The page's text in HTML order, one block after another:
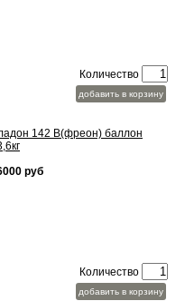
Количество
добавить в корзину
142 В(фреон) баллон
руб
Количество
добавить в корзину